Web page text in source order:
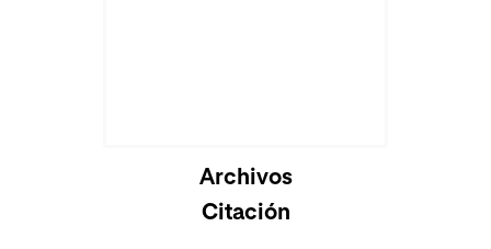
Archivos
Citación